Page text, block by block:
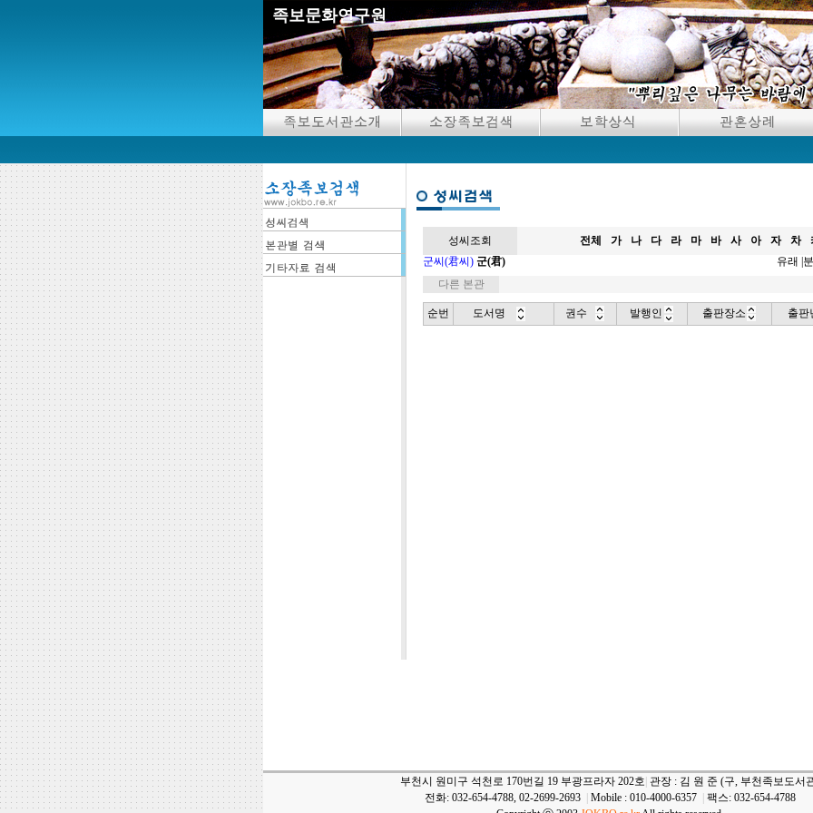
족보문화연구원
성씨조회 전체 가 나 다 라 마 바 사 아 자 차
군씨(君씨) 군(君) 유래
다른 본관
순번 도서명 권수 발행인 출판장소 출판
부천시 원미구 석천로 170번길 19 부광프라자 202호 관장 : 김 원 준 (구, 부천족보도서
전화: 032-654-4788, 02-2699-2693
Mobile : 010-4000-6357
팩스: 032-654-4788